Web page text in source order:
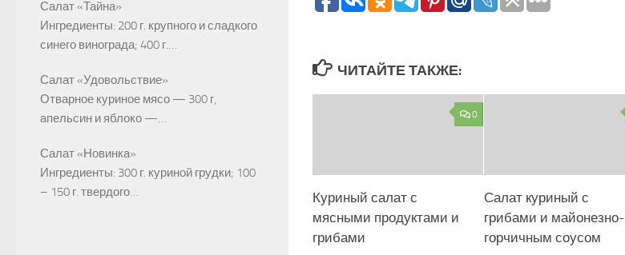
ЧИТАЙТЕ ТАКЖЕ:
0
Куриный салат с
мясными продуктами и
грибами
Салат куриный с
грибами и майонезно-
горчичным соусом
Салат «Тайна»
Ингредиенты: 200 г. крупного и сладкого
синего винограда; 400 г.…
Салат «Удовольствие»
Отварное куриное мясо — 300 г,
апельсин и яблоко —…
Салат «Новинка»
Ингредиенты: 300 г. куриной грудки; 100
– 150 г. твердого…